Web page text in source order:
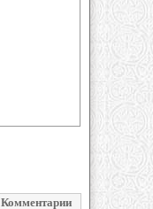
Комментарии